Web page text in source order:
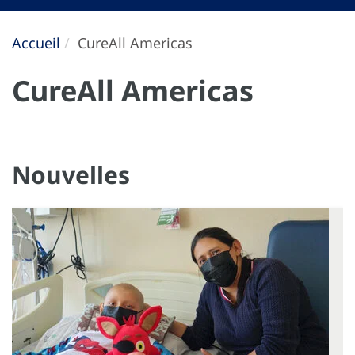
Accueil CureAll Americas
CureAll Americas
Nouvelles